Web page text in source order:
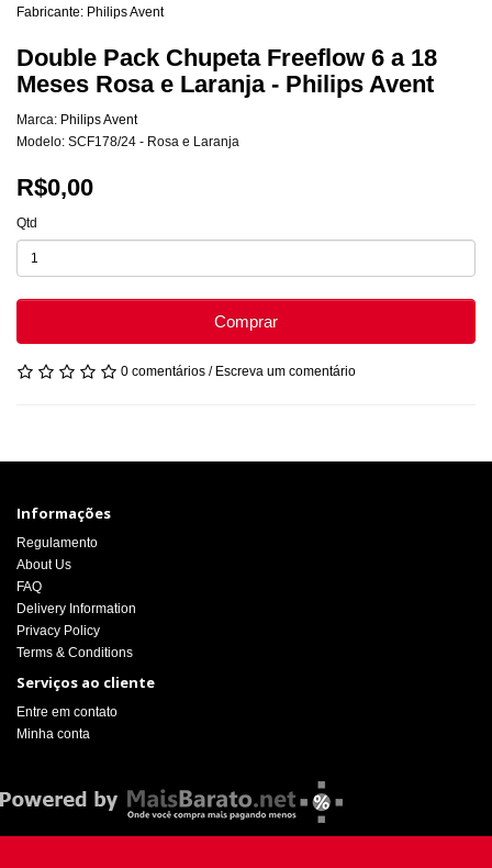
Fabricante: Philips Avent
Double Pack Chupeta Freeflow 6 a 18
Meses Rosa e Laranja - Philips Avent
Marca: Philips Avent
Modelo: SCF178/24 - Rosa e Laranja
R$0,00
Qtd
Comprar
0 comentários / Escreva um comentário
Informações
Regulamento
About Us
FAQ
Delivery Information
Privacy Policy
Terms & Conditions
Serviços ao cliente
Entre em contato
Minha conta